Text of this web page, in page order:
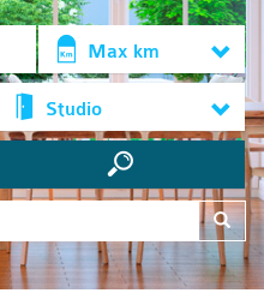
Max km
Studio